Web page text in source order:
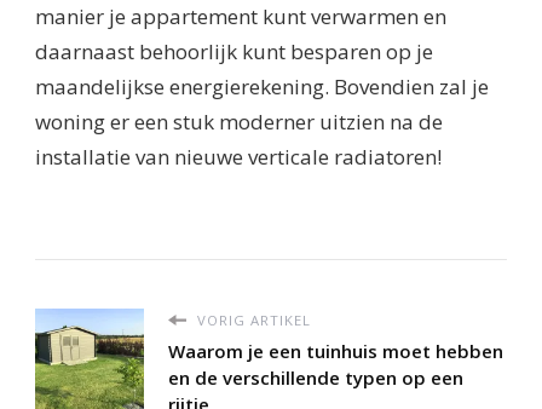
manier je appartement kunt verwarmen en
daarnaast behoorlijk kunt besparen op je
maandelijkse energierekening. Bovendien zal je
woning er een stuk moderner uitzien na de
installatie van nieuwe verticale radiatoren!
VORIG ARTIKEL
Waarom je een tuinhuis moet hebben
en de verschillende typen op een
rijtje